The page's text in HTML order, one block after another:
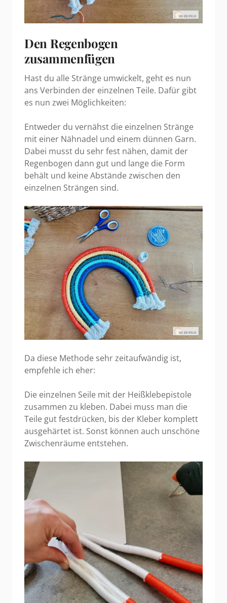
Den Regenbogen
zusammenfügen
Hast du alle Stränge umwickelt, geht es nun
ans Verbinden der einzelnen Teile. Dafür gibt
es nun zwei Möglichkeiten:
Entweder du vernähst die einzelnen Stränge
mit einer Nähnadel und einem dünnen Garn.
Dabei musst du sehr fest nähen, damit der
Regenbogen dann gut und lange die Form
behält und keine Abstände zwischen den
einzelnen Strängen sind.
Da diese Methode sehr zeitaufwändig ist,
empfehle ich eher:
Die einzelnen Seile mit der Heißklebepistole
zusammen zu kleben. Dabei muss man die
Teile gut festdrücken, bis der Kleber komplett
ausgehärtet ist. Sonst können auch unschöne
Zwischenräume entstehen.